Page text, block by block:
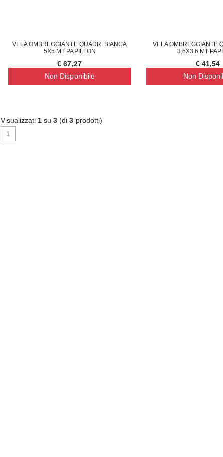
VELA OMBREGGIANTE QUADR. BIANCA
5X5 MT PAPILLON
€ 67,27
Non Disponibile
VELA OMBREGGIANTE
3,6X3,6 MT
€ 41,54
Non
Visualizzati 1 su 3 (di 3 prodotti)
1